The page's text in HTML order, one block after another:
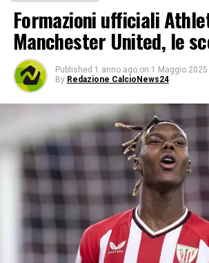
Formazioni ufficiali
Manchester United, le
Published 1 anno ago on 1 Maggio 2025
By Redazione CalcioNews24